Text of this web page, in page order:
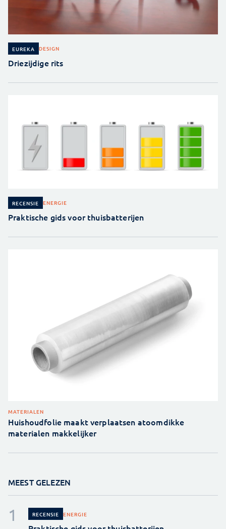
EUREKA DESIGN
Driezijdige rits
RECENSIE ENERGIE
Praktische gids voor thuisbatterijen
MATERIALEN
Huishoudfolie maakt verplaatsen atoomdikke
materialen makkelijker
MEEST GELEZEN
RECENSIE ENERGIE